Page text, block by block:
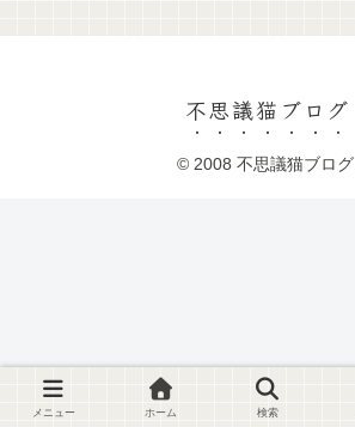
不思議猫ブログ
© 2008 不思議猫ブログ.
メニュー ホーム 検索